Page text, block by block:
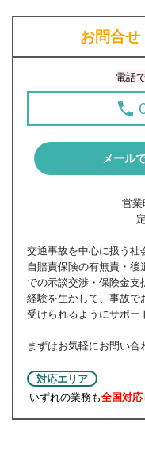
お問合せ
電話
メール
営
交通事故を中心に扱う社
自賠責保険の有無責・後
での示談交渉・保険金支
経験を生かして、事故で
受けられるようにサポー
まずはお気軽にお問い合
対応エリア
いずれの業務も全国対応